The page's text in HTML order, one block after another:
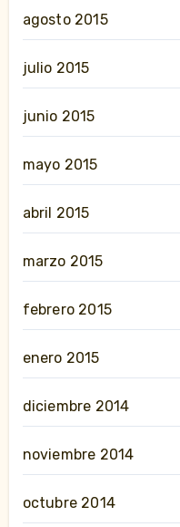
agosto 2015
julio 2015
junio 2015
mayo 2015
abril 2015
marzo 2015
febrero 2015
enero 2015
diciembre 2014
noviembre 2014
octubre 2014